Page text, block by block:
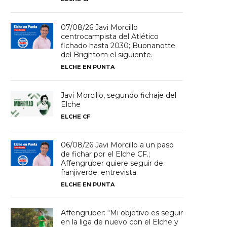
07/08/26 Javi Morcillo
centrocampista del Atlético
fichado hasta 2030; Buonanotte
del Brightom el siguiente.
ELCHE EN PUNTA
Javi Morcillo, segundo fichaje del
Elche
ELCHE CF
06/08/26 Javi Morcillo a un paso
de fichar por el Elche CF.;
Affengruber quiere seguir de
franjiverde; entrevista.
ELCHE EN PUNTA
Affengruber: “Mi objetivo es seguir
en la liga de nuevo con el Elche y